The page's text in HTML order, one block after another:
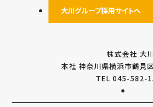
大川グループ採用サイトへ
株式会社 大川
本社 神奈川県横浜市鶴見
TEL 045-582-